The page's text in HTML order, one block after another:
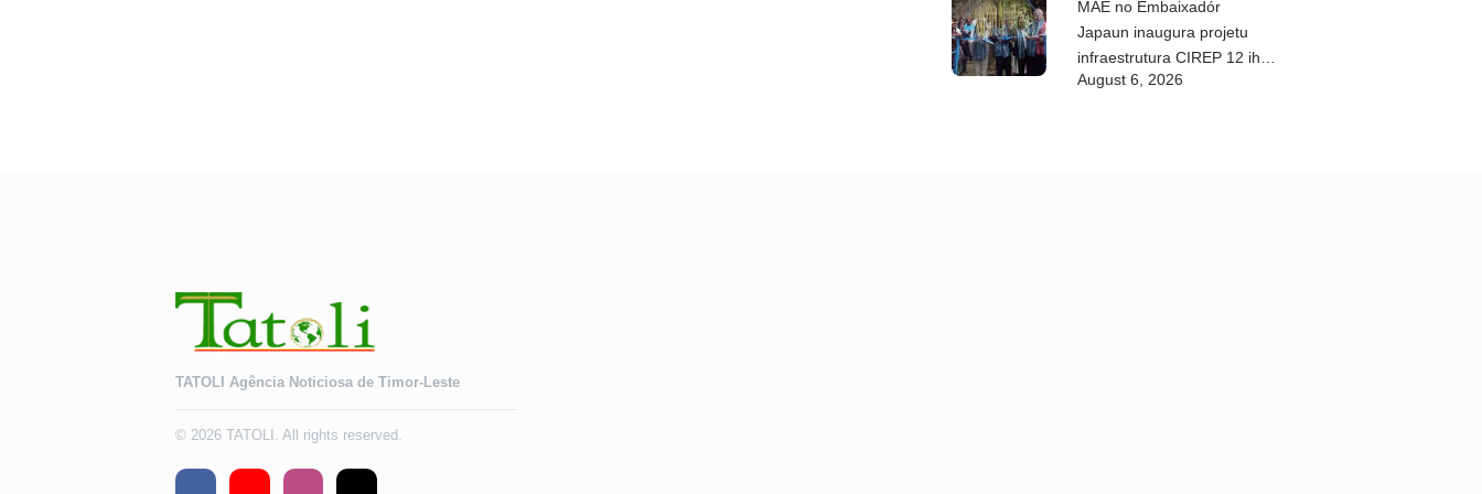
MAE no Embaixadór
Japaun inaugura projetu
infraestrutura CIREP 12 iha
Nítibe
August 6, 2026
TATOLI Agência Noticiosa de Timor-Leste
© 2026 TATOLI. All rights reserved.